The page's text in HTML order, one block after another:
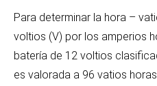
Para determinar la hora –
voltios (V) por los amperios
batería de 12 voltios
es valorada a 96 vatios